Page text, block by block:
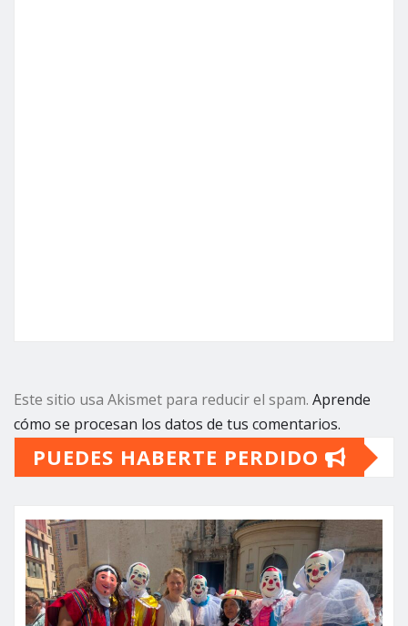
Este sitio usa Akismet para reducir el spam. Aprende
cómo se procesan los datos de tus comentarios.
PUEDES HABERTE PERDIDO